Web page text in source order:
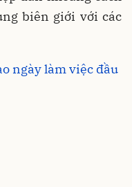
biên giới với các
ngày làm việc đầu